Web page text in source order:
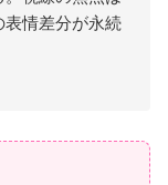
表情差分が永続